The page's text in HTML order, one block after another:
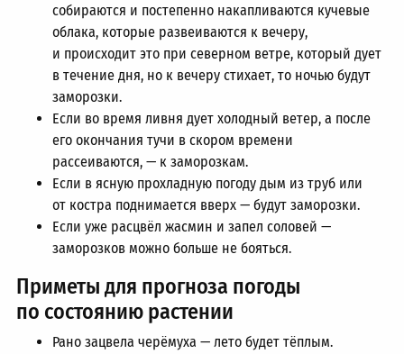
собираются и постепенно накапливаются кучевые
облака, которые развеиваются к вечеру,
и происходит это при северном ветре, который дует
в течение дня, но к вечеру стихает, то ночью будут
заморозки.
Если во время ливня дует холодный ветер, а после
его окончания тучи в скором времени
рассеиваются, — к заморозкам.
Если в ясную прохладную погоду дым из труб или
от костра поднимается вверх — будут заморозки.
Если уже расцвёл жасмин и запел соловей —
заморозков можно больше не бояться.
Приметы для прогноза погоды
по состоянию растении
Рано зацвела черёмуха — лето будет тёплым.